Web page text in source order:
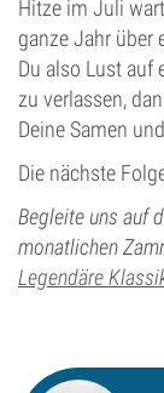
Hitze im Juli
ganze Jahr über
Du also Lust auf
zu verlassen,
Deine Samen
Die nächste
Begleite uns auf
monatlichen
Legendäre